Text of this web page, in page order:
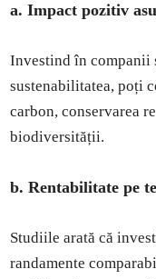
a. Impact pozitiv
Investind în companii
sustenabilitatea, poți
carbon, conservarea
biodiversității.
b. Rentabilitate pe
Studiile arată că
randamente